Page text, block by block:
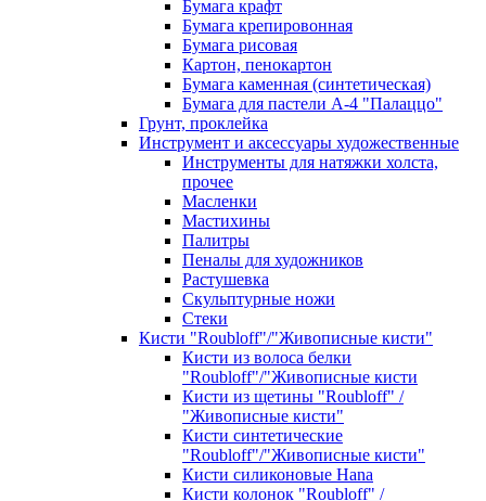
Бумага крафт
Бумага крепировонная
Бумага рисовая
Картон, пенокартон
Бумага каменная (синтетическая)
Бумага для пастели А-4 "Палаццо"
Грунт, проклейка
Инструмент и аксессуары художественные
Инструменты для натяжки холста,
прочее
Масленки
Мастихины
Палитры
Пеналы для художников
Растушевка
Скульптурные ножи
Стеки
Кисти "Roubloff"/"Живописные кисти"
Кисти из волоса белки
"Roubloff"/"Живописные кисти
Кисти из щетины "Roubloff" /
"Живописные кисти"
Кисти синтетические
"Roubloff"/"Живописные кисти"
Кисти силиконовые Hana
Кисти колонок "Roubloff" /